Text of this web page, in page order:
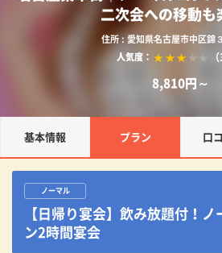
二次会への移動
住所 : 愛知県名古屋市中区錦
人気度：
8,810円～
基本情報 プラン 口
ノーマル
【日帰り宴会】飲み放題付！
ン2時間宴会